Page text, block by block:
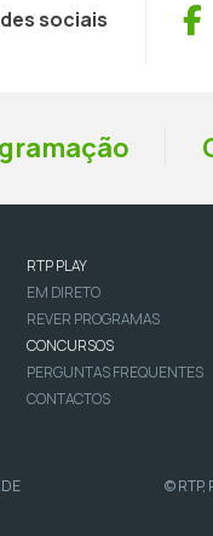
sociais
RTP PLAY
EM DIRETO
REVER PROGRAMAS
CONCURSOS
PERGUNTAS FREQUENTES
CONTACTOS
© RTP,